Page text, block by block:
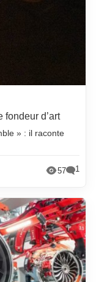
fondeur d’art
» : il raconte
57 1